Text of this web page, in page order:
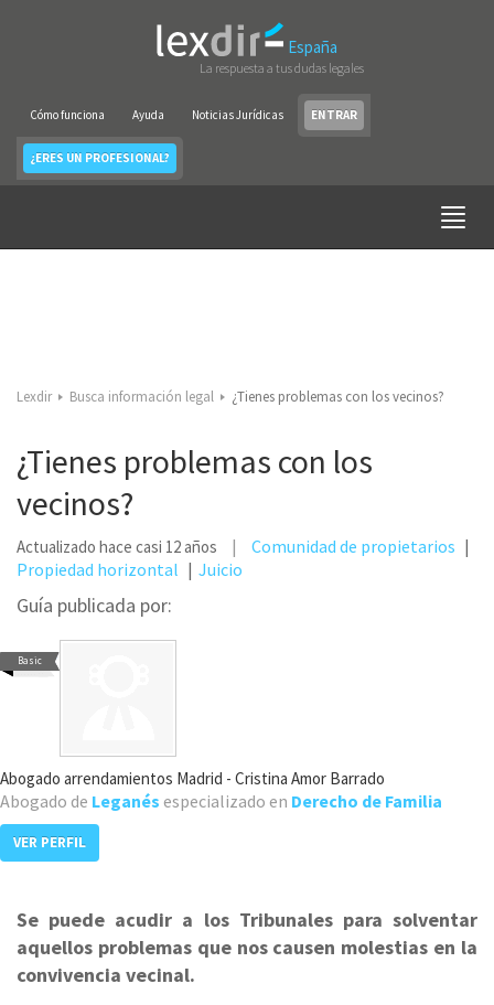
España
La respuesta a tus dudas legales
Cómo funciona Ayuda Noticias Jurídicas ENTRAR
¿ERES UN PROFESIONAL?
Lexdir Busca información legal ¿Tienes problemas con los vecinos?
¿Tienes problemas con los
vecinos?
Actualizado hace casi 12 años
Comunidad de propietarios
Propiedad horizontal
Juicio
Guía publicada por:
Basic
Abogado arrendamientos Madrid - Cristina Amor Barrado
Abogado de Leganés especializado en Derecho de Familia
VER PERFIL
Se puede acudir a los Tribunales para solventar
aquellos problemas que nos causen molestias en la
convivencia vecinal.